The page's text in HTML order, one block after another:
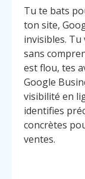
Tu te bats
ton site,
invisibles.
sans
est flou, tes
Google
visibilité en
identifies
concrètes
ventes.